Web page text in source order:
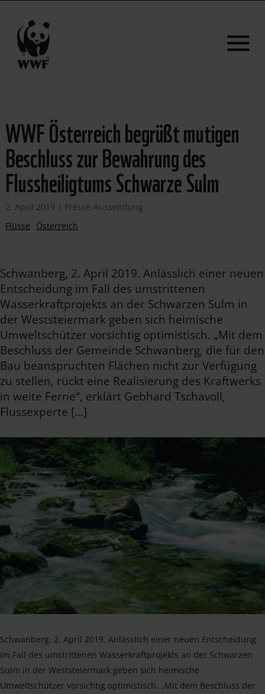
WWF Österreich begrüßt mutigen
Beschluss zur Bewahrung des
Flussheiligtums Schwarze Sulm
2. April 2019 | Presse-Aussendung
Flüsse
Österreich
Schwanberg, 2. April 2019. Anlässlich einer neuen
Entscheidung im Fall des umstrittenen
Wasserkraftprojekts an der Schwarzen Sulm in
der Weststeiermark geben sich heimische
Umweltschützer vorsichtig optimistisch. „Mit dem
Beschluss der Gemeinde Schwanberg, die für den
Bau beanspruchten Flächen nicht zur Verfügung
zu stellen, rückt eine Realisierung des Kraftwerks
in weite Ferne“, erklärt Gebhard Tschavoll,
Flussexperte […]
Schwanberg, 2. April 2019. Anlässlich einer neuen Entscheidung
im Fall des umstrittenen Wasserkraftprojekts an der Schwarzen
Sulm in der Weststeiermark geben sich heimische
Umweltschützer vorsichtig optimistisch. „Mit dem Beschluss der